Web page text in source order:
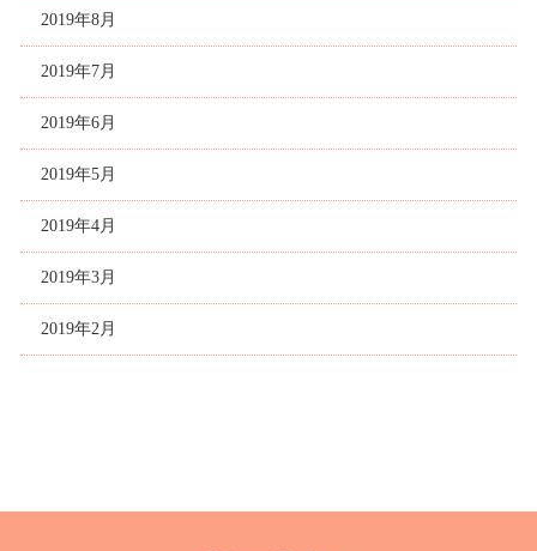
2019年8月
2019年7月
2019年6月
2019年5月
2019年4月
2019年3月
2019年2月